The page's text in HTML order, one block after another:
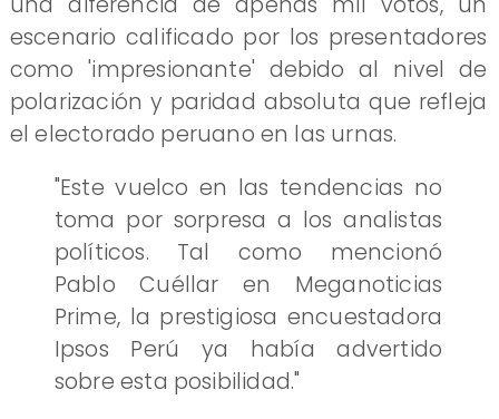
escenario calificado por los presentadores
como 'impresionante' debido al nivel de
polarización y paridad absoluta que refleja
el electorado peruano en las urnas.
"Este vuelco en las tendencias no
toma por sorpresa a los analistas
políticos. Tal como mencionó
Pablo Cuéllar en Meganoticias
Prime, la prestigiosa encuestadora
Ipsos Perú ya había advertido
sobre esta posibilidad."